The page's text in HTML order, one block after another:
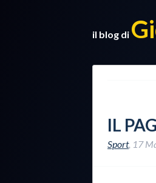
il blog di
IL
Sport, 17